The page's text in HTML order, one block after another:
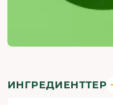
ИНГРЕДИЕНТТЕР